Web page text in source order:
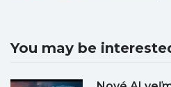
You may be